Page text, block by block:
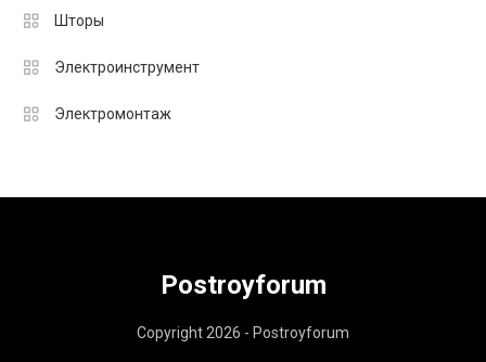
Шторы
Электроинструмент
Электромонтаж
Postroyforum
Copyright 2026 - Postroyforum